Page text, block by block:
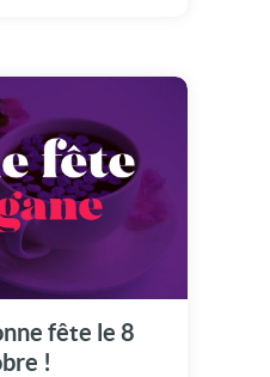
fête le 8
!